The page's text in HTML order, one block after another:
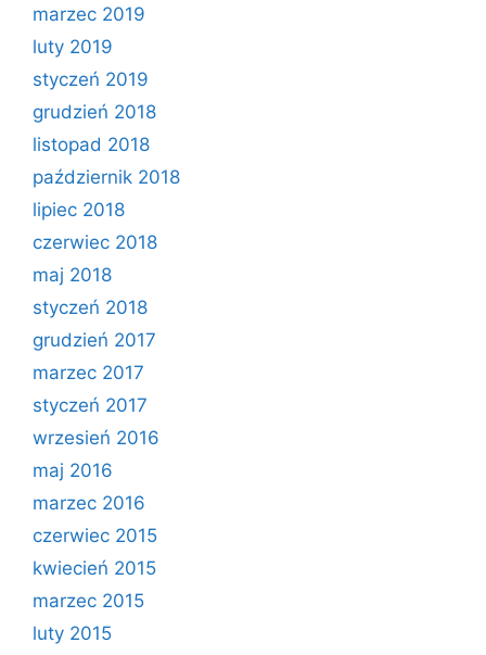
marzec 2019
luty 2019
styczeń 2019
grudzień 2018
listopad 2018
październik 2018
lipiec 2018
czerwiec 2018
maj 2018
styczeń 2018
grudzień 2017
marzec 2017
styczeń 2017
wrzesień 2016
maj 2016
marzec 2016
czerwiec 2015
kwiecień 2015
marzec 2015
luty 2015